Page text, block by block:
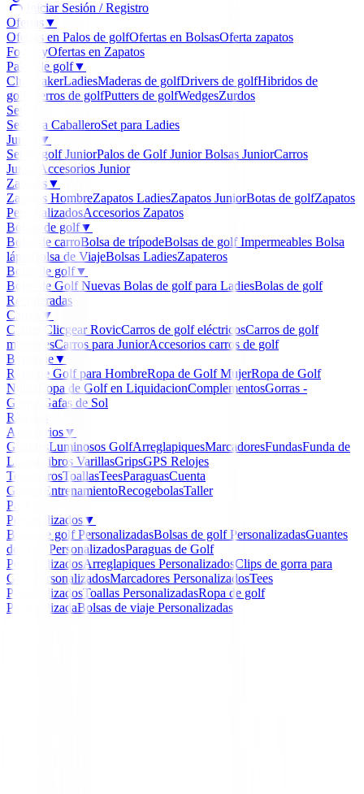
Iniciar Sesión / Registro
Ofertas▼
Ofertas en Palos de golfOfertas en BolsasOferta zapatos
FootJoyOfertas en Zapatos
Palos de golf▼
ClubmakerLadiesMaderas de golfDrivers de golfHibridos de
golf
Hierros de golfPutters de golfWedgesZurdos
Sets
Set para CaballeroSet para Ladies
Junior
▼
Set de golf JuniorPalos de Golf JuniorBolsas JuniorCarros
Junior
Accesorios Junior
Zapatos▼
Zapatos HombreZapatos LadiesZapatos JuniorBotas de golfZapatos
PersonalizadosAccesorios Zapatos
Bolsas de golf▼
Bolsa de carroBolsa de trípodeBolsas de golf Impermeables Bolsa
lápiz
Bolsa de ViajeBolsas LadiesZapateros
Bolas de golf▼
Bolas de Golf Nuevas Bolas de golf para LadiesBolas de golf
Recuperadas
Carros
▼
Carros Clicgear RovicCarros de golf eléctricosCarros de golf
manualesCarros para JuniorAccesorios carros de golf
Boutique▼
Ropa de Golf para HombreRopa de Golf MujerRopa de Golf
Niños
Ropa de Golf en LiquidacionComplementosGorras -
Gorros
Gafas de Sol
Regalos
Accesorios▼
GuantesLuminosos GolfArreglapiquesMarcadoresFundasFunda de
Lluvia
Libros VarillasGripsGPS Relojes
TelemetrosToallasTeesParaguasCuenta
Golpes
EntrenamientoRecogebolasTaller
Packs
Personalizados▼
Bolas de golf PersonalizadasBolsas de golf PersonalizadasGuantes
de Golf PersonalizadosParaguas de Golf
PersonalizadosArreglapiques PersonalizadosClips de gorra para
Golf PersonalizadosMarcadores PersonalizadosTees
PersonalizadosToallas PersonalizadasRopa de golf
PersonalizadaBolsas de viaje Personalizadas